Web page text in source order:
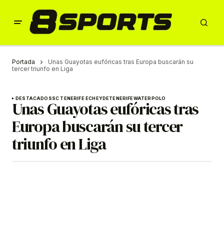
Portada
Unas Guayotas eufóricas tras Europa buscarán su
tercer triunfo en Liga
DESTACADOSSC TENERIFE ECHEYDETENERIFEWATERPOLO
Unas Guayotas eufóricas tras
Europa buscarán su tercer
triunfo en Liga